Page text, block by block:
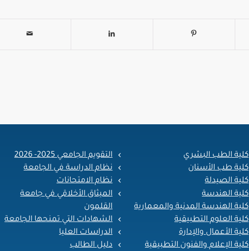
كلية الطب البشري
كلية طب الأسنان
كلية الصيدلة
كلية الهندسة
كلية الهندسة المدنية والمعمارية
كلية العلوم التطبيقية
كلية الأعمال والإدارة
كلية الإعلام والفنون التطبيقية
التقويم الجامعي 2025- 2026
نظام الدراسة في الجامعة
نظام الامتحانات
الميثاق الأخلاقي في جامعة
القلمون
الشهادات التي تمنحها الجامعة
الدراسات العليا
دليل الطالب